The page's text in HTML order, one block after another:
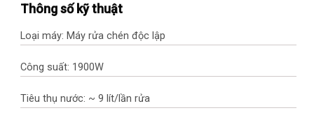
Thông số kỹ thuật
Loại máy: Máy rửa chén độc lập
Công suất: 1900W
Tiêu thụ nước: ~ 9 lít/lần rửa